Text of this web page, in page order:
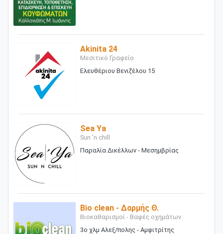
Akinita 24
Μεσιτικό Γραφείο
Ελευθέριου Βενιζέλου 15
Sea Ya
Sun 'n chill
Παραλία Δικέλλων - Μεσημβρίας
Bio clean - Δαρμής Θ.
Βιοκαθαρισμοί - Βαφές οχημάτων
3ο χλμ Αλεξ/πολης - Αμφιτρίτης